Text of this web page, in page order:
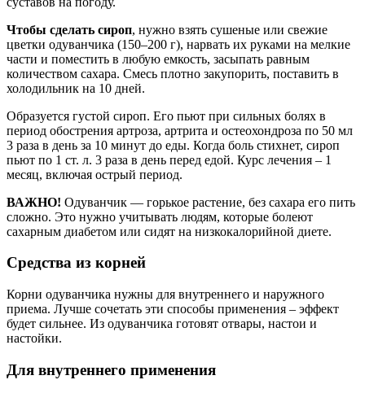
Чтобы сделать сироп, нужно взять сушеные или свежие
цветки одуванчика (150–200 г), нарвать их руками на мелкие
части и поместить в любую емкость, засыпать равным
количеством сахара. Смесь плотно закупорить, поставить в
холодильник на 10 дней.
Образуется густой сироп. Его пьют при сильных болях в
период обострения артроза, артрита и остеохондроза по 50 мл
3 раза в день за 10 минут до еды. Когда боль стихнет, сироп
пьют по 1 ст. л. 3 раза в день перед едой. Курс лечения – 1
месяц, включая острый период.
ВАЖНО! Одуванчик — горькое растение, без сахара его пить
сложно. Это нужно учитывать людям, которые болеют
сахарным диабетом или сидят на низкокалорийной диете.
Средства из корней
Корни одуванчика нужны для внутреннего и наружного
приема. Лучше сочетать эти способы применения – эффект
будет сильнее. Из одуванчика готовят отвары, настои и
настойки.
Для внутреннего применения